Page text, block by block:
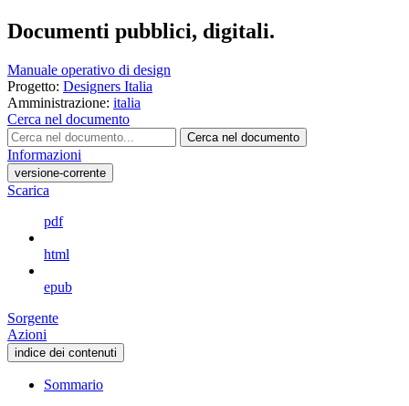
Documenti pubblici, digitali.
Manuale operativo di design
Progetto: Designers Italia
Amministrazione: italia
Cerca nel documento
Cerca nel documento
Informazioni
versione-corrente
Scarica
pdf
html
epub
Sorgente
Azioni
indice dei contenuti
Sommario